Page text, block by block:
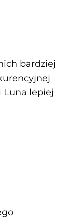
bardziej
Luna lepiej